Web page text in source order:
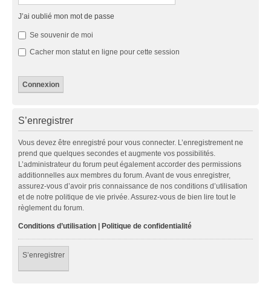
J’ai oublié mon mot de passe
Se souvenir de moi
Cacher mon statut en ligne pour cette session
S’enregistrer
Vous devez être enregistré pour vous connecter. L’enregistrement ne
prend que quelques secondes et augmente vos possibilités.
L’administrateur du forum peut également accorder des permissions
additionnelles aux membres du forum. Avant de vous enregistrer,
assurez-vous d’avoir pris connaissance de nos conditions d’utilisation
et de notre politique de vie privée. Assurez-vous de bien lire tout le
règlement du forum.
Conditions d’utilisation Politique de confidentialité
S’enregistrer